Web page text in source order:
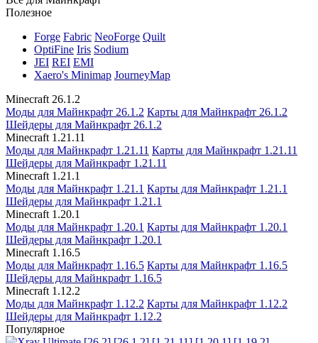
Полезное
Forge Fabric NeoForge Quilt
OptiFine Iris Sodium
JEI REI EMI
Xaero's Minimap JourneyMap
Minecraft 26.1.2
Моды для Майнкрафт 26.1.2 Карты для Майнкрафт 26.1.2
Шейдеры для Майнкрафт 26.1.2
Minecraft 1.21.11
Моды для Майнкрафт 1.21.11 Карты для Майнкрафт 1.21.11
Шейдеры для Майнкрафт 1.21.11
Minecraft 1.21.1
Моды для Майнкрафт 1.21.1 Карты для Майнкрафт 1.21.1
Шейдеры для Майнкрафт 1.21.1
Minecraft 1.20.1
Моды для Майнкрафт 1.20.1 Карты для Майнкрафт 1.20.1
Шейдеры для Майнкрафт 1.20.1
Minecraft 1.16.5
Моды для Майнкрафт 1.16.5 Карты для Майнкрафт 1.16.5
Шейдеры для Майнкрафт 1.16.5
Minecraft 1.12.2
Моды для Майнкрафт 1.12.2 Карты для Майнкрафт 1.12.2
Шейдеры для Майнкрафт 1.12.2
Популярное